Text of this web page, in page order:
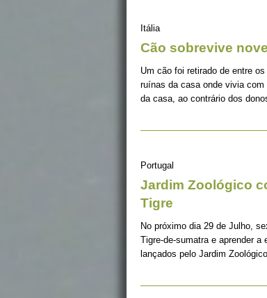
Itália
Cão sobrevive
Um cão foi retirado de entre
ruínas da casa onde vivia
da casa, ao contrário dos
Portugal
Jardim Zoológico
Tigre
No próximo dia 29 de Julho,
Tigre-de-sumatra e aprender
lançados pelo Jardim